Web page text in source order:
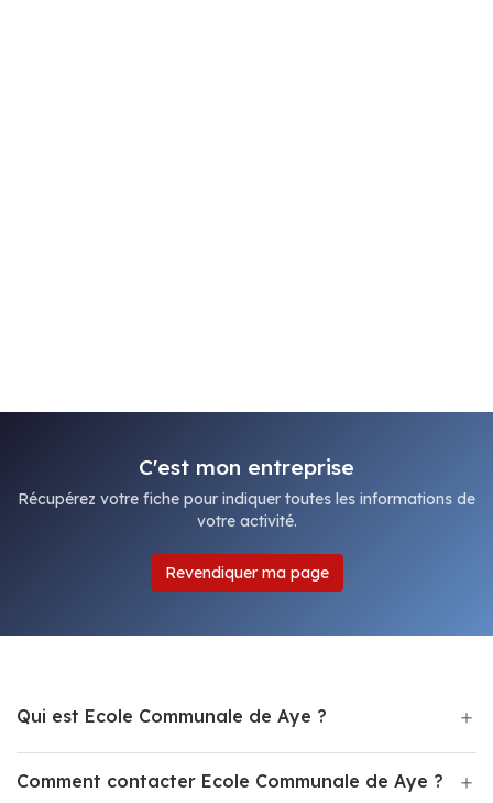
C'est mon entreprise
Récupérez votre fiche pour indiquer toutes les informations de
votre activité.
Revendiquer ma page
Qui est Ecole Communale de Aye ?
Comment contacter Ecole Communale de Aye ?